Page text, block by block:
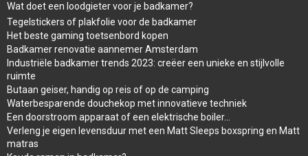
Wat doet een loodgieter voor je badkamer?
Tegelstickers of plakfolie voor de badkamer
Het beste gaming toetsenbord kopen
Badkamer renovatie aannemer Amsterdam
Industriële badkamer trends 2023: creëer een unieke en stijlvolle
ruimte
Butaan geiser, handig op reis of op de camping
Waterbesparende douchekop met innovatieve techniek
Een doorstroom apparaat of een elektrische boiler…
Verleng je eigen levensduur met een Matt Sleeps boxspring en Matt
matras